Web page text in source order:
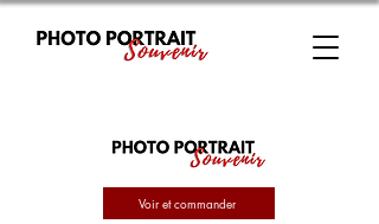
Voir et commander